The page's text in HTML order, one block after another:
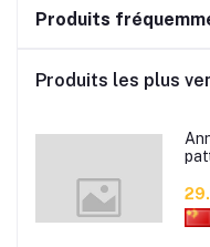
Produits
Produits les plus